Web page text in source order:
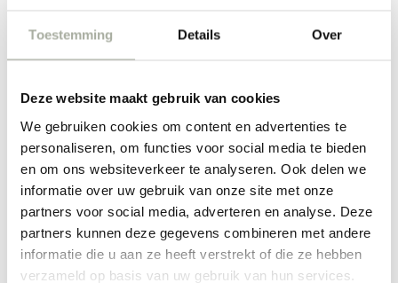
Toestemming Details Over
Deze website maakt gebruik van cookies
We gebruiken cookies om content en advertenties te
personaliseren, om functies voor social media te bieden
en om ons websiteverkeer te analyseren. Ook delen we
informatie over uw gebruik van onze site met onze
partners voor social media, adverteren en analyse. Deze
partners kunnen deze gegevens combineren met andere
informatie die u aan ze heeft verstrekt of die ze hebben
verzameld op basis van uw gebruik van hun services.
de hoogste kwaliteit zijn. We selecteren onze producten met liefde
en oog voor detail, zodat jij altijd het beste in huis haalt. Of je nu een
kleurrijk pronkstuk wilt neerzetten in je woonkamer, of een stijlvol
boeket cadeau wilt doen, wij staan klaar om je te helpen bij elke
stap.
Ontdek de wereld van Corylus op Florimo.nl en laat je verrassen
door de talloze mogelijkheden die deze takken bieden. We kijken
ernaar uit om je te inspireren en je te helpen je eigen bloemkunst te
creëren. Kom snel een kijkje nemen en ervaar zelf de magie van
Corylus in je volgende bloemcreatie!